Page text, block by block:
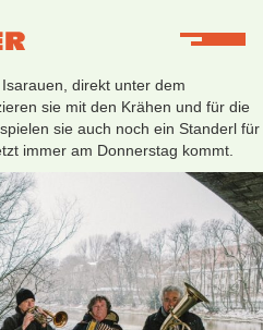
direkt unter dem
sie mit den Krähen und für die
sie auch noch ein Standerl für
immer am Donnerstag kommt.